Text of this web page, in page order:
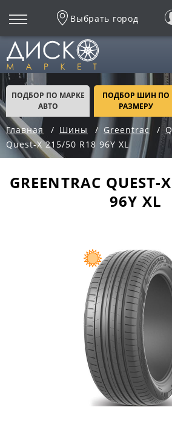
Выбрать город
ПОДБОР ПО МАРКЕ
АВТО
ПОДБОР ШИН ПО
РАЗМЕРУ
Главная Шины Greentrac
Quest-X 215/50 R18 96Y XL
GREENTRAC
96Y XL